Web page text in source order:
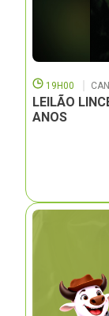
19H00
LEILÃO
ANOS